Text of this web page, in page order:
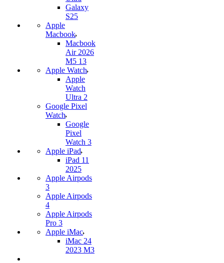
Galaxy
S25
Apple
Macbook
Macbook
Air 2026
M5 13
Apple Watch
Apple
Watch
Ultra 2
Google Pixel
Watch
Google
Pixel
Watch 3
Apple iPad
iPad 11
2025
Apple Airpods
3
Apple Airpods
4
Apple Airpods
Pro 3
Apple iMac
iMac 24
2023 M3